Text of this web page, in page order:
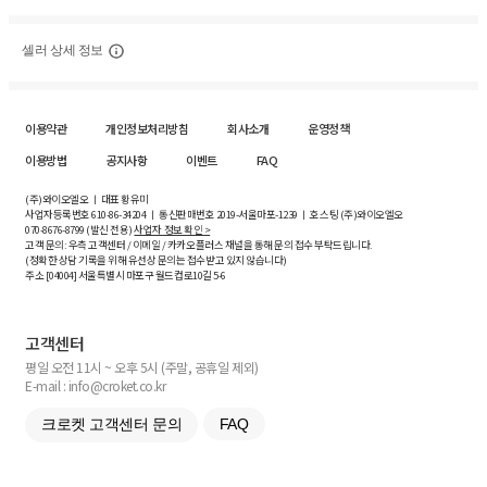
셀러 상세 정보
이용약관 개인정보처리방침 회사소개
운영정책
이용방법
공지사항 이벤트 FAQ
(주)와이오엘오 ㅣ 대표 황유미
사업자등록번호610-86-34204ㅣ 통신판매번호 2019-서울마포-1239 ㅣ 호스팅 (주)와이오엘오
070-8676-8799 (발신 전용)사업자 정보 확인 >
고객 문의: 우측 고객센터 / 이메일 / 카카오플러스 채널을 통해 문의 접수 부탁드립니다.
(정확한 상담 기록을 위해 유선상 문의는 접수받고 있지 않습니다)
주소 [04004] 서울특별시 마포구 월드컵로10길5-6
고객센터
평일 오전 11시 ~ 오후 5시 (주말, 공휴일 제외)
E-mail : info@croket.co.kr
크로켓 고객센터 문의 FAQ